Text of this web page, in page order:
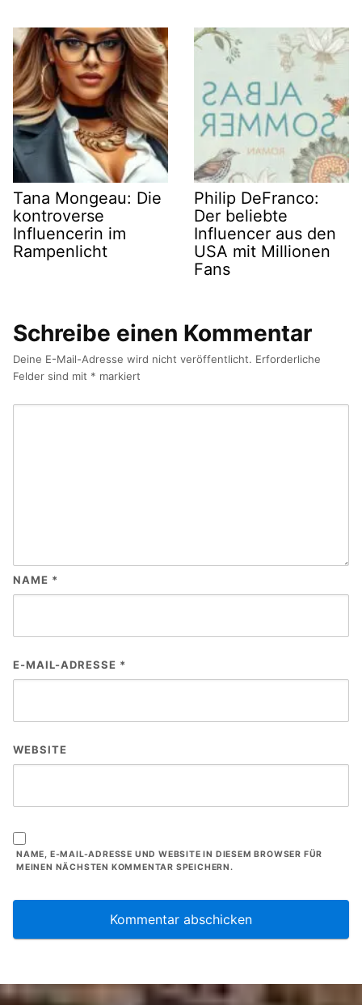
Tana Mongeau: Die
kontroverse
Influencerin im
Rampenlicht
Philip DeFranco:
Der beliebte
Influencer aus den
USA mit Millionen
Fans
Schreibe einen Kommentar
Deine E-Mail-Adresse wird nicht veröffentlicht. Erforderliche
Felder sind mit * markiert
NAME *
E-MAIL-ADRESSE *
WEBSITE
NAME, E-MAIL-ADRESSE UND WEBSITE IN DIESEM BROWSER FÜR
MEINEN NÄCHSTEN KOMMENTAR SPEICHERN.